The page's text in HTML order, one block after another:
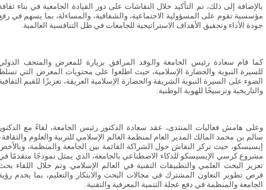
بالإضافة إلى ذلك، تم التأكيد خلال النقاشات على دور القيادة الجامعية في بناء
مؤسسية تقوم على المسؤولية الاجتماعية، والشفافية، والمساءلة، بما يسهم في
جودة الأداء وتحقيق الأهداف الاستراتيجية للجامعات في ظل التنافسية العالمية.
كما قام سعادة رئيس الجامعة والوفد المرافق بزيارة للمعرض والمتحف
للسيرة النبوية والحضارة الإسلامية، حيث اطلعوا على محتويات المعرض التي
الضوء على السيرة النبوية الشريفة والحضارة الإسلامية العريقة، تعزيزًا للقيم
والتاريخية وترسيخًا للهوية الوطنية.
وعلى هامش فعاليات المنتدى، عقد سعادة الدكتور رئيس الجامعة، لقاءً مع
سالم بن محمد المالك المدير العام لمنظمة العالم الإسلامي للتربية والعلوم والثقافة
إيسيسكو، حيث تركز النقاش حول الشراكة القائمة بين الجامعة والمنظمة،
مشروع كرسي الإيسيسكو للذكاء الاصطناعي بالجامعة، الذي يمثل نموذجًا متقدمًا
تعزيز البحث العلمي والتطبيقات التقنية في العالم الإسلامي. وتم خلال اللقاء
فرص تطوير التعاون المشترك في مجالات البحث والابتكار والتعليم، بما يخدم
الجامعة والمنظمة في دفع عجلة التنمية المعرفية والتقنية.